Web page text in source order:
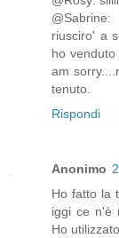
riusciro' a
ho
am
tenuto.
Rispondi
Anonimo
Ho fatto la
iggi ce n'è
Ho